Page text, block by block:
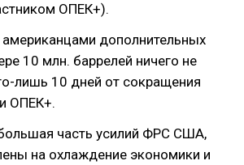
ОПЕК+).
дополнительных
10 млн. баррелей ничего не
лишь 10 дней от сокращения
ОПЕК+.
часть усилий ФРС США,
на охлаждение экономики и